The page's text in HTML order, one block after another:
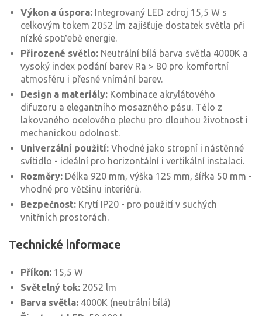
Výkon a úspora: Integrovaný LED zdroj 15,5 W s
celkovým tokem 2052 lm zajišťuje dostatek světla při
nízké spotřebě energie.
Přirozené světlo: Neutrální bílá barva světla 4000K a
vysoký index podání barev Ra > 80 pro komfortní
atmosféru i přesné vnímání barev.
Design a materiály: Kombinace akrylátového
difuzoru a elegantního mosazného pásu. Tělo z
lakovaného ocelového plechu pro dlouhou životnost i
mechanickou odolnost.
Univerzální použití: Vhodné jako stropní i nástěnné
svítidlo - ideální pro horizontální i vertikální instalaci.
Rozměry: Délka 920 mm, výška 125 mm, šířka 50 mm -
vhodné pro většinu interiérů.
Bezpečnost: Krytí IP20 - pro použití v suchých
vnitřních prostorách.
Technické informace
Příkon: 15,5 W
Světelný tok: 2052 lm
Barva světla: 4000K (neutrální bílá)